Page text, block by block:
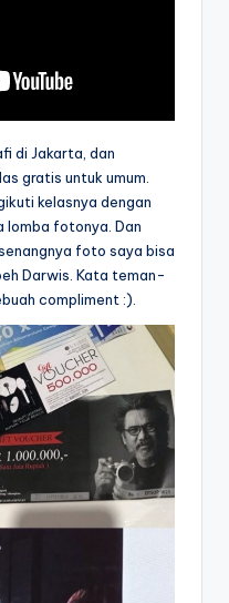
di Jakarta, dan
gratis untuk umum.
kelasnya dengan
fotonya. Dan
foto saya bisa
Darwis. Kata teman-
compliment :).